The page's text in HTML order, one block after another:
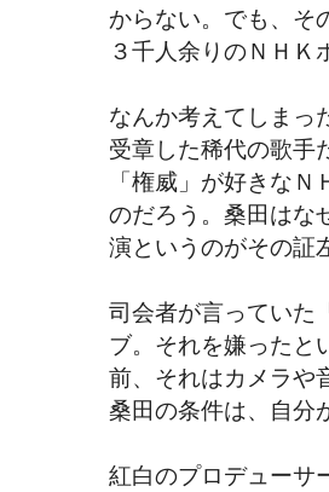
からない。でも、そ
３千人余りのＮＨＫ
なんか考えてしまっ
受章した稀代の歌手
「権威」が好きな
のだろう。桑田はな
演というのがその証
司会者が言っていた
ブ。それを嫌ったと
前、それはカメラや
桑田の条件は、自分
紅白のプロデューサ